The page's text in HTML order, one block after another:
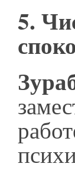
5.